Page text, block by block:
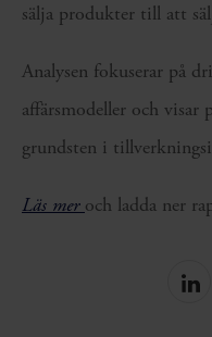
sälja produkter till att
Analysen fokuserar på
affärsmodeller och visar
grundsten i
Läs mer och ladda ner